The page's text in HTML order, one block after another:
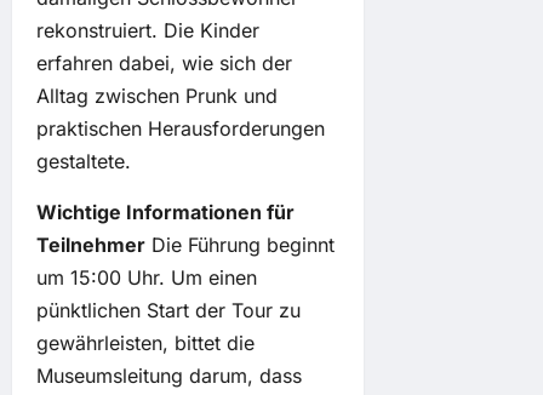
rekonstruiert. Die Kinder
erfahren dabei, wie sich der
Alltag zwischen Prunk und
praktischen Herausforderungen
gestaltete.
Wichtige Informationen für
Teilnehmer Die Führung beginnt
um 15:00 Uhr. Um einen
pünktlichen Start der Tour zu
gewährleisten, bittet die
Museumsleitung darum, dass